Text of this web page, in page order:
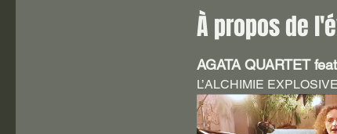
À propos de
AGATA QUARTET
L’ALCHIMIE